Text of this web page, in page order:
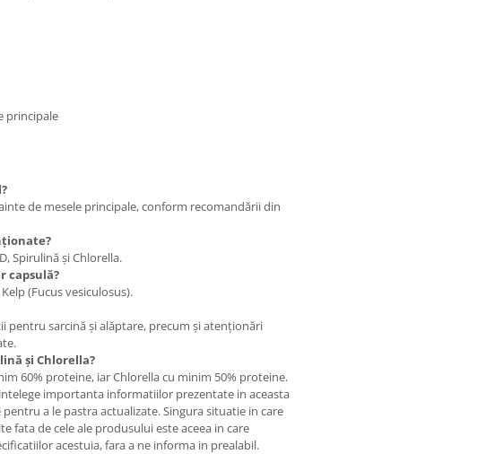
principale
de mesele principale, conform recomandării din
Spirulină și Chlorella.
capsulă?
(Fucus vesiculosus).
pentru sarcină și alăptare, precum și atenționări
și Chlorella?
60% proteine, iar Chlorella cu minim 50% proteine.
intelege importanta informatiilor prezentate in aceasta
a le pastra actualizate. Singura situatie in care
fata de cele ale produsului este aceea in care
acestuia, fara a ne informa in prealabil.